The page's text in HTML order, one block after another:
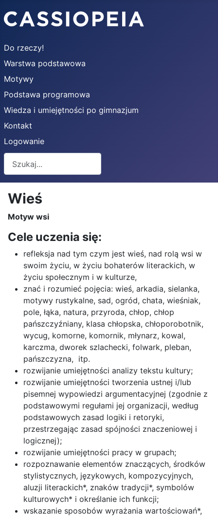
Do rzeczy!
Warstwa podstawowa
Motywy
Podstawa programowa
Wiedza i umiejętności po gimnazjum
Kontakt
Logowanie
Wieś
Motyw wsi
Cele uczenia się:
refleksja nad tym czym jest wieś, nad rolą wsi w
swoim życiu, w życiu bohaterów literackich, w
życiu społecznym i w kulturze,
znać i rozumieć pojęcia: wieś, arkadia, sielanka,
motywy rustykalne, sad, ogród, chata, wieśniak,
pole, łąka, natura, przyroda, chłop, chłop
pańszczyźniany, klasa chłopska, chłoporobotnik,
wycug, komorne, komornik, młynarz, kowal,
karczma, dworek szlachecki, folwark, pleban,
pańszczyzna, itp.
rozwijanie umiejętności analizy tekstu kultury;
rozwijanie umiejętności tworzenia ustnej i/lub
pisemnej wypowiedzi argumentacyjnej (zgodnie z
podstawowymi regułami jej organizacji, według
podstawowych zasad logiki i retoryki,
przestrzegając zasad spójności znaczeniowej i
logicznej);
rozwijanie umiejętności pracy w grupach;
rozpoznawanie elementów znaczących, środków
stylistycznych, językowych, kompozycyjnych,
aluzji literackich*, znaków tradycji*, symbolów
kulturowych* i określanie ich funkcji;
wskazanie sposobów wyrażania wartościowań*,